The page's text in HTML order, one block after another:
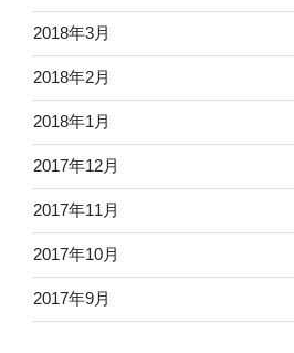
2018年3月
2018年2月
2018年1月
2017年12月
2017年11月
2017年10月
2017年9月